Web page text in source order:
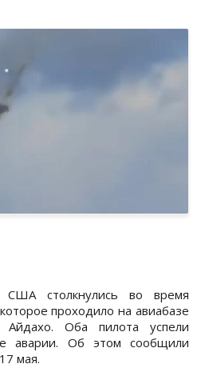
столкнулись во время
проходило на авиабазе
Оба пилота успели
аварии. Об этом сообщили
мая.